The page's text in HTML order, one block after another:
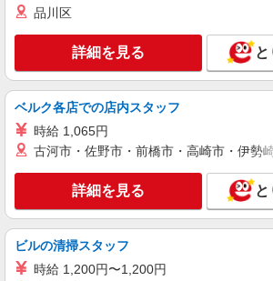
キープ
契約社員
サンワフーズ株式会社
月給250,000円〜
社会福祉法人野菊寮 御
御殿場市中畑1798）
キープ
品川区
詳細を見る
ベルク各店での店内スタッフ
時給 1,065円
古河市・佐野市・前橋市・高崎市・伊勢
詳細を見る
ビルの清掃スタッフ
時給 1,200円〜1,200円